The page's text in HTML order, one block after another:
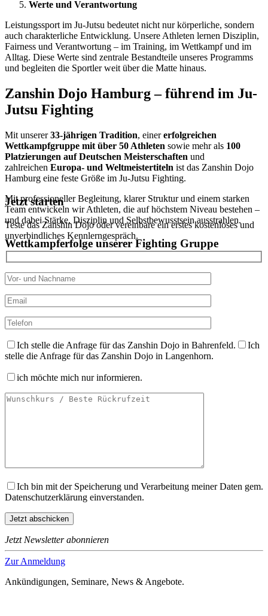
Werte und Verantwortung
Leistungssport im Ju-Jutsu bedeutet nicht nur körperliche, sondern
auch charakterliche Entwicklung. Unsere Athleten lernen Disziplin,
Fairness und Verantwortung – im Training, im Wettkampf und im
Alltag. Diese Werte sind zentrale Bestandteile unseres Programms
und begleiten die Sportler weit über die Matte hinaus.
Zanshin Dojo Hamburg – führend im Ju-
Jutsu Fighting
Mit unserer33-jährigen Tradition, einererfolgreichen
Wettkampfgruppe mit über 50 Athleten sowie mehr als 100
Platzierungen auf Deutschen Meisterschaften und
zahlreichen Europa- und Weltmeistertiteln ist das Zanshin Dojo
Hamburg eine feste Größe im Ju-Jutsu Fighting.
Mit professioneller Begleitung, klarer Struktur und einem starken
Team entwickeln wir Athleten, die auf höchstem Niveau bestehen –
und dabei Stärke, Disziplin und Selbstbewusstsein ausstrahlen.
Wettkampferfolge unserer Fighting Gruppe
Jetzt starten
Teste das Zanshin Dojo oder vereinbare ein erstes kostenloses und
unverbindliches Kennlerngespräch.
Ich stelle die Anfrage für das Zanshin Dojo in Bahrenfeld.
Ich
stelle die Anfrage für das Zanshin Dojo in Langenhorn.
ich möchte mich nur informieren.
Ich bin mit der Speicherung und Verarbeitung meiner Daten gem.
Datenschutzerklärung einverstanden.
Jetzt Newsletter abonnieren
Zur Anmeldung
Ankündigungen, Seminare, News & Angebote.